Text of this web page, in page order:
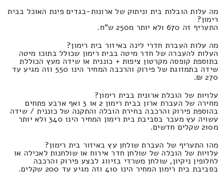
מה עלות הובלות בית וניתוק של ארונות-בגדים פינת האוכל בבית
רימון?
התעריף זה 670 ולא יותר מ250 ש"ח.
מה עלות העברת חדרי לינה באיזור בית רימון?
העלות להעברה של חדר מיטה בבית רימון שכולל בתוכו מיטה
בתוספת קופסה מקרטון ציפות + כוננית או שידה מעץ הכוללת
שידה בתמזוגת של פירוק והרכבה המחיר הינו 550 וזה מגיע עד
270 ₪.
עלויות של הובלת ארונית בבית רימון?
מחירה של העברת ארון בבית רימון 2 או 3 ואף ארבע פתחים
בהוספת פירוק והרכבה בחירת הובלה והתקנה של כוננית / שידה
עשויה עץ מעבר בסביבת בית רימון המחיר הינו 340 ולא יותר
מ210 שקלים חדשים.
מהו התעריף של העברת שולחן עץ באיזור בית רימון?
עלויות של הובלה של שולחן חדר אירוח או שולחנות לאכילה או
לחלופין ניקיון, שולחן משרדי בזיווג לבצע פירוק והרכבה
בסביבת בית רימון המחיר הינו 410 וזה מגיע עד 200 שקלים.